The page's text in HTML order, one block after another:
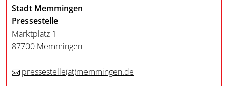
Stadt Memmingen
Pressestelle
Marktplatz 1
87700 Memmingen
pressestelle(at)memmingen.de